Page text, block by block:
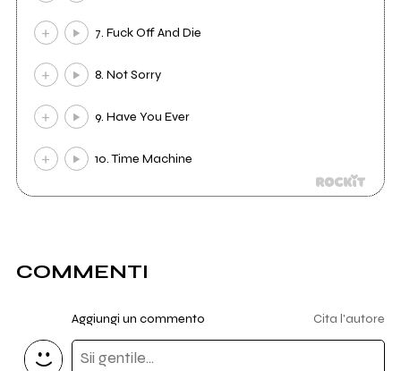
7. Fuck Off And Die
8. Not Sorry
9. Have You Ever
10. Time Machine
COMMENTI
Aggiungi un commento Cita l'autore